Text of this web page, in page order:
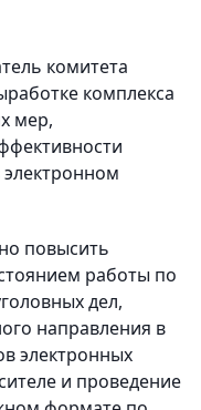
комитета
комплекса
мер,
электронном
повысить
работы по
дел,
направления в
электронных
и проведение